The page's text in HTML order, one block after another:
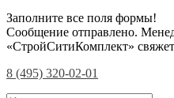
Заполните все поля формы!
Сообщение отправлено.
«СтройСитиКомплект»
8 (495) 320-02-01